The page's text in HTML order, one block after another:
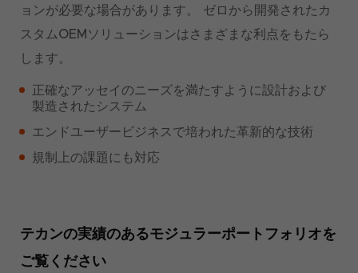
ョンが必要な場合があります。 ゼロから開発されたカ
スタムOEMソリューションはさまざまな利点をもたら
します。
正確なアッセイのニーズを満たすように設計および
製造されたシステム
エンドユーザービジネスで培われた革新的な技術
規制上の課題にも対応
テカンの実績のあるモジュラーポートフォリオを
ご覧ください